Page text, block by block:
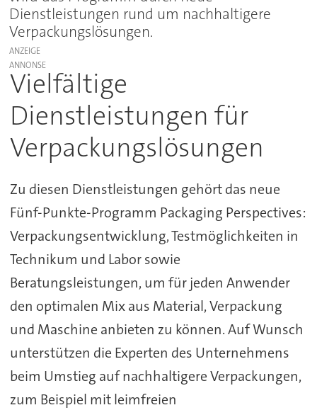
Dienstleistungen rund um nachhaltigere
Verpackungslösungen.
ANZEIGE
Vielfältige
Dienstleistungen für
Verpackungslösungen
Zu diesen Dienstleistungen gehört das neue
Fünf-Punkte-Programm Packaging Perspectives:
Verpackungsentwicklung, Testmöglichkeiten in
Technikum und Labor sowie
Beratungsleistungen, um für jeden Anwender
den optimalen Mix aus Material, Verpackung
und Maschine anbieten zu können. Auf Wunsch
unterstützen die Experten des Unternehmens
beim Umstieg auf nachhaltigere Verpackungen,
zum Beispiel mit leimfreien